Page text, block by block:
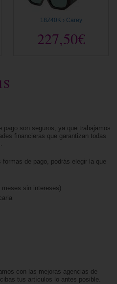
18Z40K › Carey
227,50€
pago son seguros, ya que trabajamos
financieras que garantizan todas
formas de pago, podrás elegir la que
meses sin intereses)
con las mejoras agencias de
tus artículos lo antes posible.